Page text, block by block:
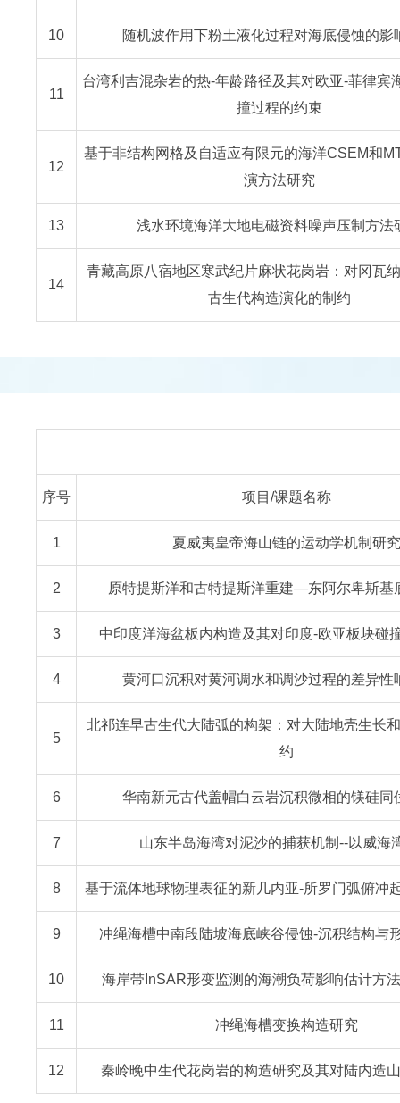
10 随机波作用下粉土液化过程对海底侵蚀的影
11
台湾利吉混杂岩的热-年龄路径及其对欧亚-菲律宾
撞过程的约束
12
基于非结构网格及自适应有限元的海洋CSEM和
演方法研究
13 浅水环境海洋大地电磁资料噪声压制方法
14
青藏高原八宿地区寒武纪片麻状花岗岩：对冈瓦
古生代构造演化的制约
序号 项目/课题名称
1 夏威夷皇帝海山链的运动学机制研究
2 原特提斯洋和古特提斯洋重建—东阿尔卑斯基
3 中印度洋海盆板内构造及其对印度-欧亚板块碰
4 黄河口沉积对黄河调水和调沙过程的差异性
5
北祁连早古生代大陆弧的构架：对大陆地壳生长
约
6 华南新元古代盖帽白云岩沉积微相的镁硅同
7 山东半岛海湾对泥沙的捕获机制--以威海
8 基于流体地球物理表征的新几内亚-所罗门弧俯冲
9 冲绳海槽中南段陆坡海底峡谷侵蚀-沉积结构与
10 海岸带InSAR形变监测的海潮负荷影响估计方
11 冲绳海槽变换构造研究
12 秦岭晚中生代花岗岩的构造研究及其对陆内造